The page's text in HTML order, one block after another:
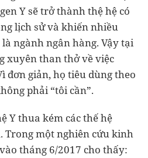
Y sẽ trở thành thệ hệ có
lịch sử và khiến nhiều
ngành ngân hàng. Vậy tại
xuyên than thở về việc
đơn giản, họ tiêu dùng theo
phải “tôi cần”.
Y thua kém các thế hệ
Trong một nghiên cứu kinh
tháng 6/2017 cho thấy: